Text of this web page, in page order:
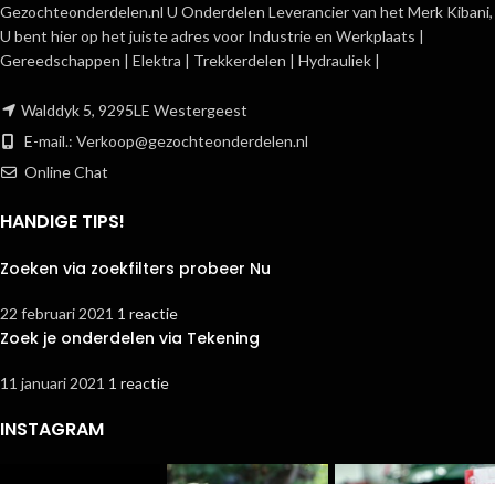
Gezochteonderdelen.nl U Onderdelen Leverancier van het Merk Kibani,
U bent hier op het juiste adres voor Industrie en Werkplaats |
Gereedschappen | Elektra | Trekkerdelen | Hydrauliek |
Walddyk 5, 9295LE Westergeest
E-mail.: Verkoop@gezochteonderdelen.nl
Online Chat
HANDIGE TIPS!
Zoeken via zoekfilters probeer Nu
22 februari 2021 1 reactie
Zoek je onderdelen via Tekening
11 januari 2021 1 reactie
INSTAGRAM